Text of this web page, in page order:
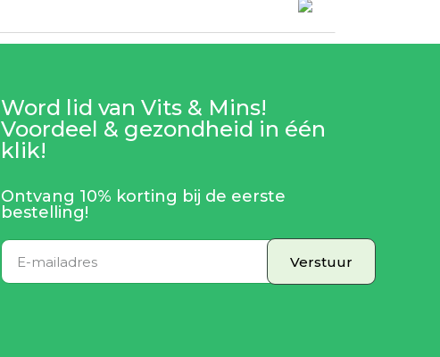
Word lid van Vits & Mins!
Voordeel & gezondheid in één
klik!
Ontvang 10% korting bij de eerste
bestelling!
Verstuur